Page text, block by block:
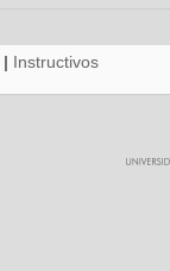
| Instructivos